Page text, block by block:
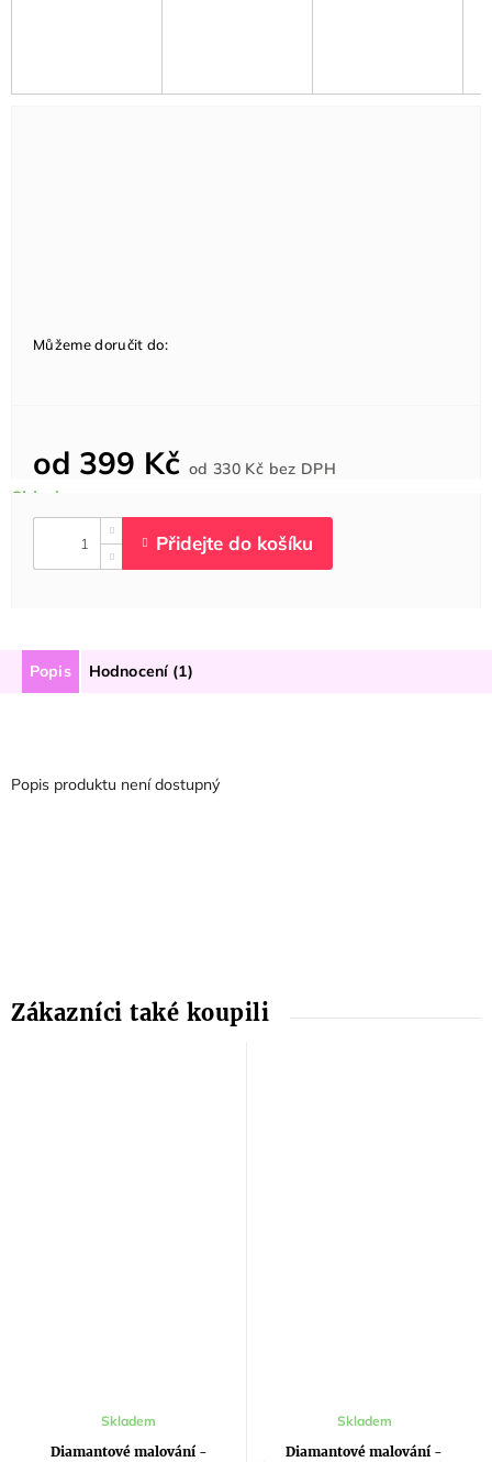
od 399 Kč od330 Kč bez DPHcena:
Můžeme doručit do:
Popis Hodnocení (1)
Popis produktu není dostupný
Diamantové malování -
Skladem
Diamantové malování -
Průměrné
produktu
Skladem